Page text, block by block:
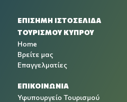
ΕΠΙΣΗΜΗ ΙΣΤΟΣΕΛΙΔΑ
ΤΟΥΡΙΣΜΟΥ ΚΥΠΡΟΥ
Home
Βρείτε μας
Επαγγελματίες
ΕΠΙΚΟΙΝΩΝΙΑ
Υφυπουργείο Τουρισμού